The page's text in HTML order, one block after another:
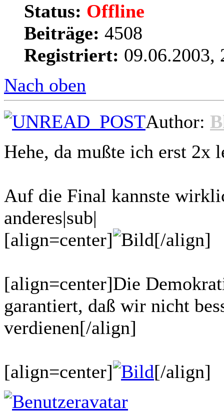
Status: Offline
Beiträge: 4508
Registriert: 09.06.2003,
Nach oben
Author:
Hehe, da mußte ich erst 2x
Auf die Final kannste
anderes|sub|
[align=center]
[/align]
[align=center]Die
garantiert, daß wir nicht
verdienen[/align]
[align=center] [/align]